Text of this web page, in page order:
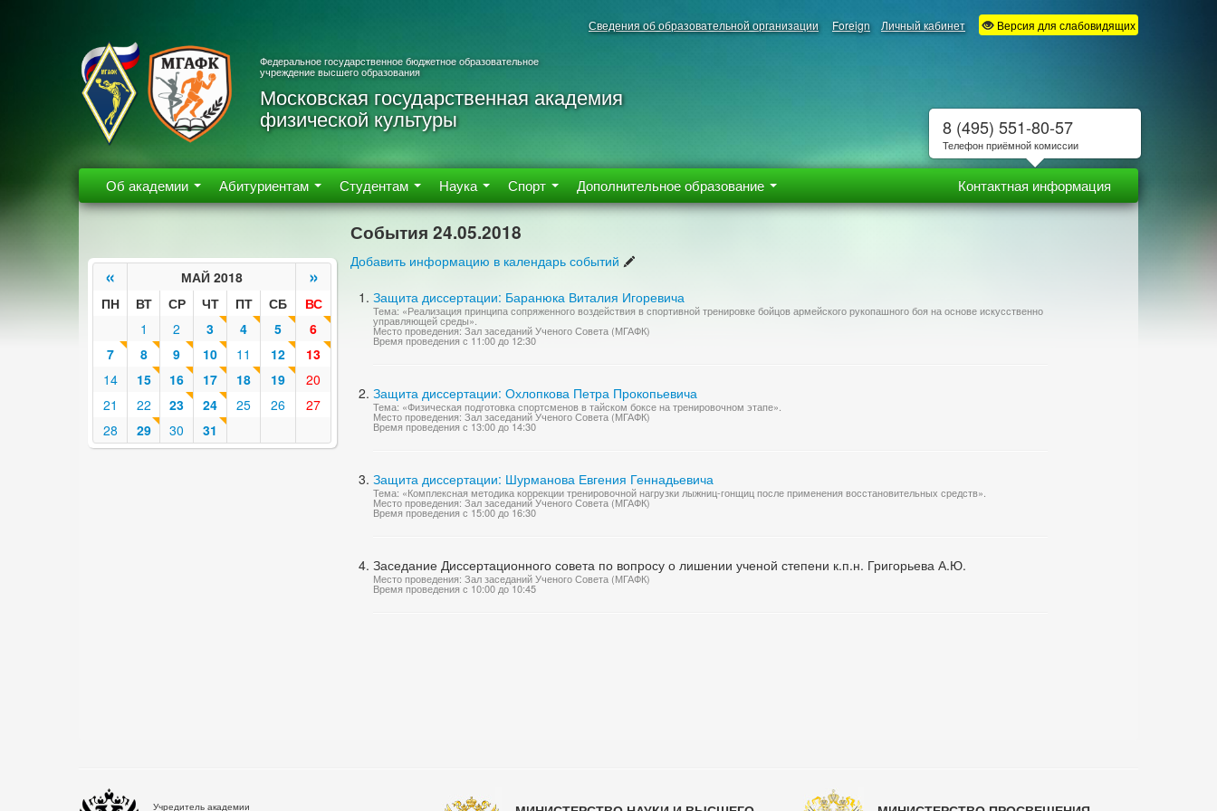
Сведения об образовательной организации Foreign Личный кабинет Версия для слабовидящих
Федеральное государственное бюджетное образовательное
учреждение высшего образования
Московская государственная академия
физической культуры
Об академии Абитуриентам Студентам Наука Спорт Дополнительное образование Контактная информация
« МАЙ 2018 »
ПН ВТ СР ЧТ ПТ СБ
ВС
1
2 3 4 5
6
7
8 9 10 11 12
13
14
15 16 17 18 19
20
21
22 23 24 25 26
27
28
29 30 31
События 24.05.2018
Добавить информацию в календарь событий
Защита диссертации: Баранюка Виталия Игоревича
Тема: «Реализация принципа сопряженного воздействия в спортивной тренировке бойцов армейского рукопашного боя на основе искусственно
управляющей среды».
Место проведения: Зал заседаний Ученого Совета (МГАФК)
Время проведения с 11:00 до 12:30
Защита диссертации: Охлопкова Петра Прокопьевича
Тема: «Физическая подготовка спортсменов в тайском боксе на тренировочном этапе».
Место проведения: Зал заседаний Ученого Совета (МГАФК)
Время проведения с 13:00 до 14:30
Защита диссертации: Шурманова Евгения Геннадьевича
Тема: «Комплексная методика коррекции тренировочной нагрузки лыжниц-гонщиц после применения восстановительных средств».
Место проведения: Зал заседаний Ученого Совета (МГАФК)
Время проведения с 15:00 до 16:30
Заседание Диссертационного совета по вопросу о лишении ученой степени к.п.н. Григорьева А.Ю.
Место проведения: Зал заседаний Ученого Совета (МГАФК)
Время проведения с 10:00 до 10:45
Учредитель академии
8 (495) 551-80-57
Телефон приёмной комиссии